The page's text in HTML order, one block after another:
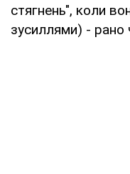
стягнень", коли
зусиллями) - рано